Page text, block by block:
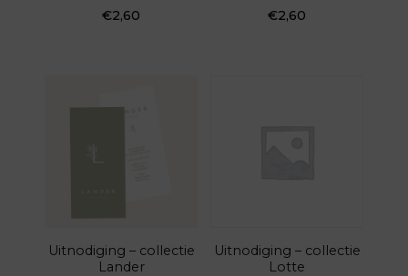
€2,60
€2,60
Uitnodiging – collectie
Lander
Uitnodiging – collectie
Lotte